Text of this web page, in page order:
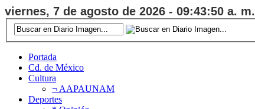
viernes, 7 de agosto de 2026 - 09:43:50 a. m.
Portada
Cd. de México
Cultura
¬ AAPAUNAM
Deportes